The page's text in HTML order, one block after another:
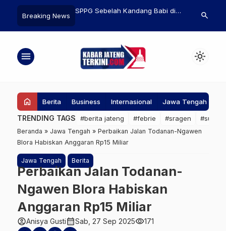
Breaking News
yang Terlibat
SPPG Sebelah Kandang Babi di
Terindikasi Melanggar SOP
Meteorit
Dunia!
search
menu light_mode
home Berita Business Internasional Jawa Tengah
TRENDING TAGS #berita jateng #febrie #sragen #suap
Beranda » Jawa Tengah » Perbaikan Jalan Todanan-Ngawen
Blora Habiskan Anggaran Rp15 Miliar
Jawa Tengah Berita
Perbaikan Jalan Todanan-
Ngawen Blora Habiskan
Anggaran Rp15 Miliar
account_circleAnisya Gusticalendar_monthSab, 27 Sep 2025visibility171